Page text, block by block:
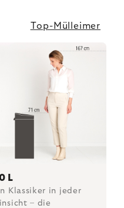
Top-Mülleimer
L
Klassiker in jeder
– die